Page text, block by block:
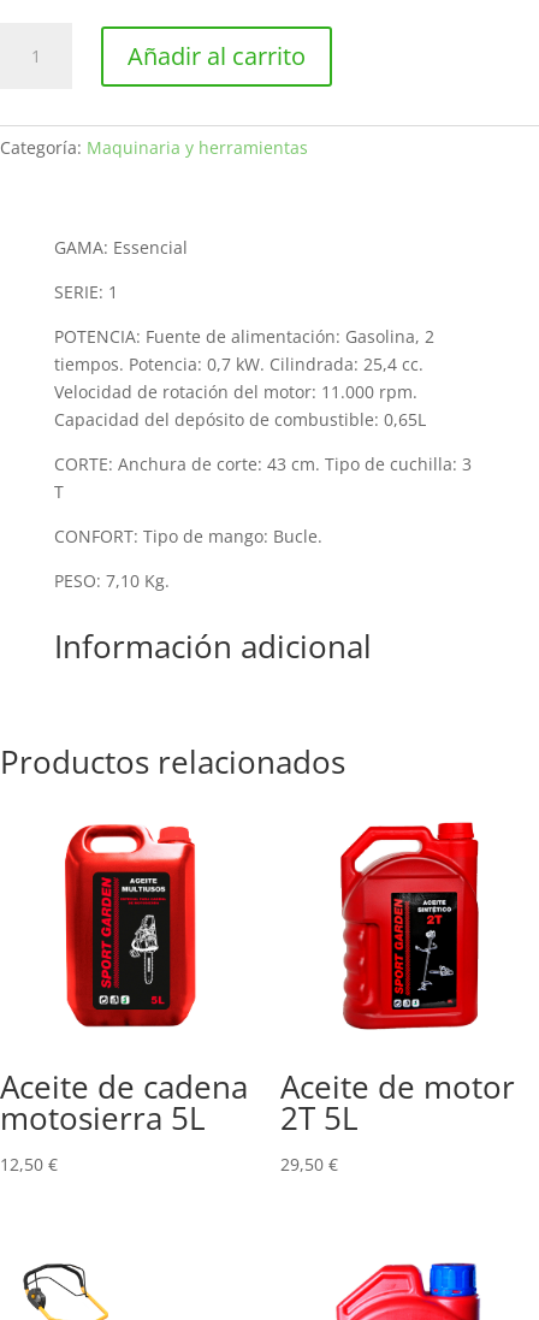
Desbrozadora
BC
Añadir al carrito
Categoría: Maquinaria y herramientas
GAMA: Essencial
SERIE: 1
POTENCIA: Fuente de alimentación: Gasolina, 2
tiempos. Potencia: 0,7 kW. Cilindrada: 25,4 cc.
Velocidad de rotación del motor: 11.000 rpm.
Capacidad del depósito de combustible: 0,65L
CORTE: Anchura de corte: 43 cm. Tipo de cuchilla: 3
T
CONFORT: Tipo de mango: Bucle.
PESO: 7,10 Kg.
Información adicional
Productos relacionados
Aceite de cadena
motosierra 5L
12,50 €
Aceite de motor
2T 5L
29,50 €